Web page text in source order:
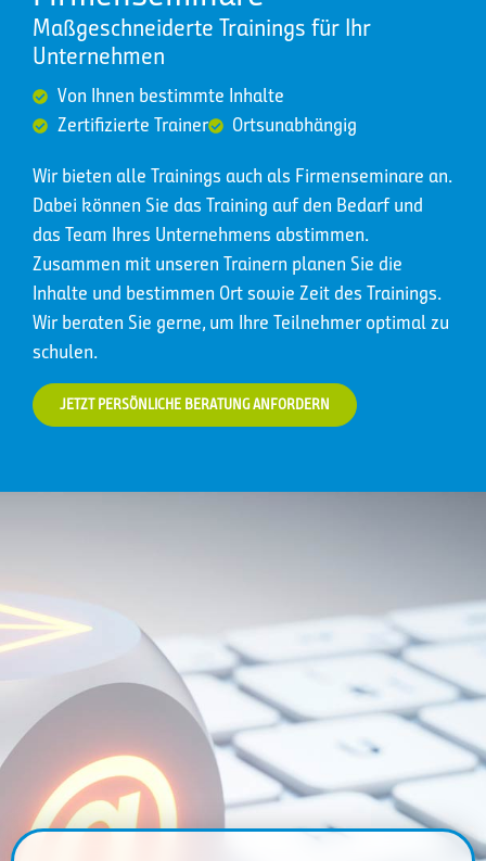
Maßgeschneiderte Trainings für Ihr
Unternehmen
Von Ihnen bestimmte Inhalte
Zertifizierte Trainer
Ortsunabhängig
Wir bieten alle Trainings auch als Firmenseminare an.
Dabei können Sie das Training auf den Bedarf und
das Team Ihres Unternehmens abstimmen.
Zusammen mit unseren Trainern planen Sie die
Inhalte und bestimmen Ort sowie Zeit des Trainings.
Wir beraten Sie gerne, um Ihre Teilnehmer optimal zu
schulen.
JETZT PERSÖNLICHE BERATUNG ANFORDERN